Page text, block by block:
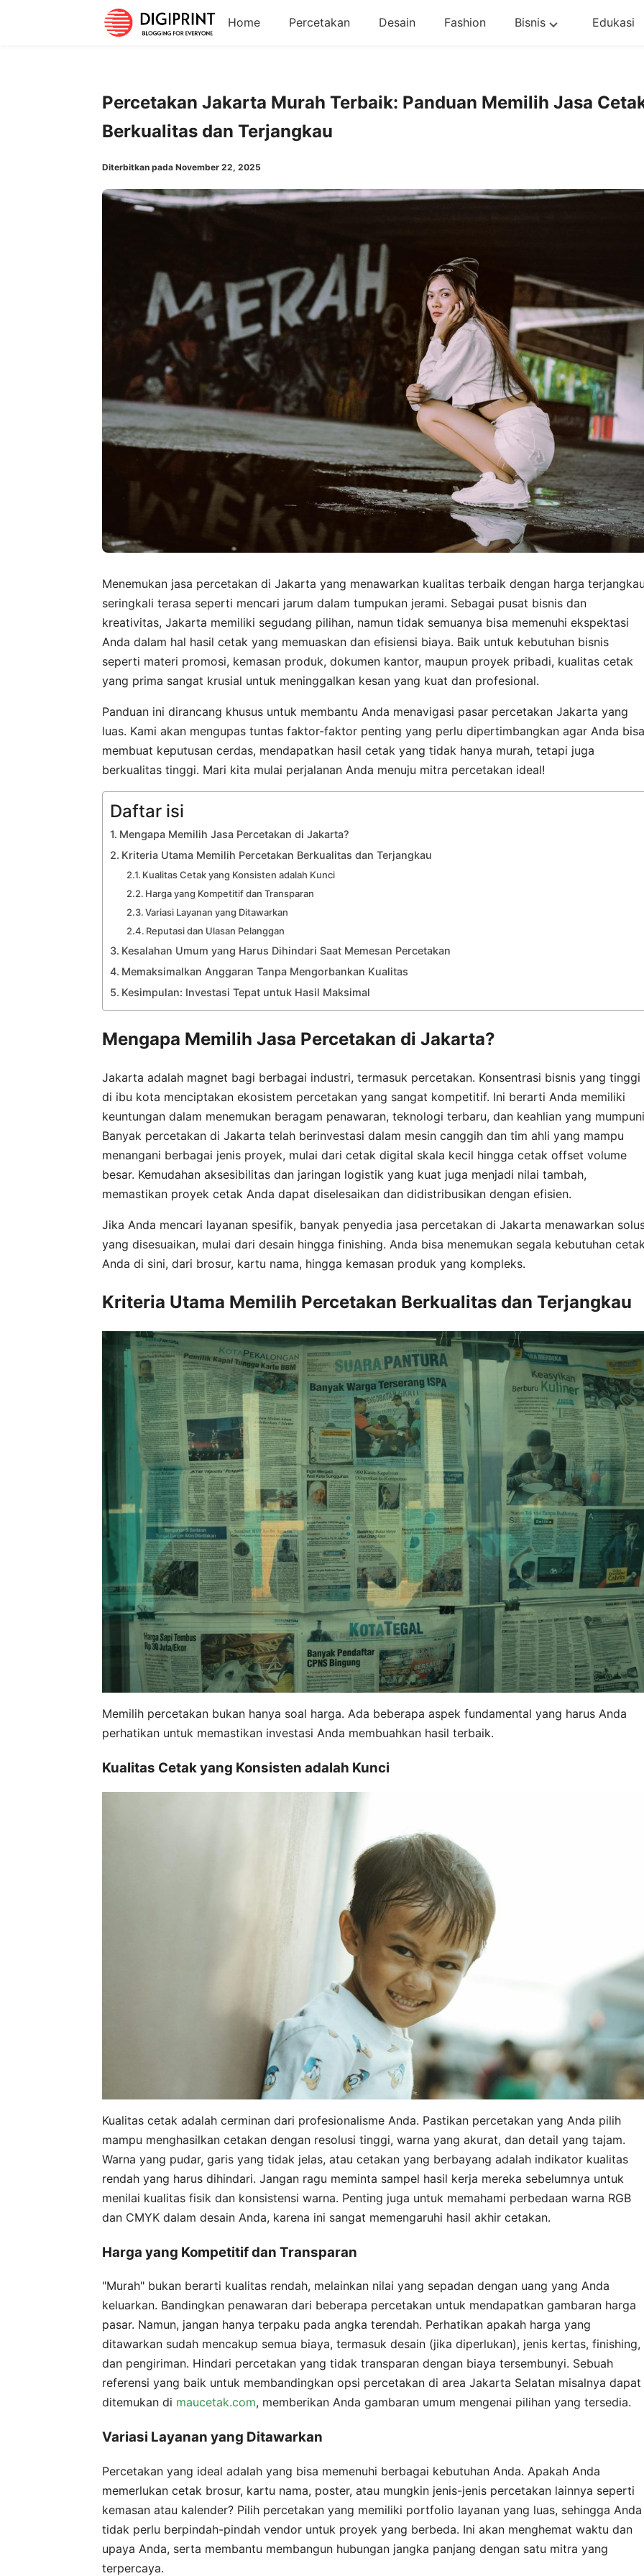
Home Percetakan Desain Fashion Bisnis Edukasi
Percetakan Jakarta Murah Terbaik: Panduan Memilih Jasa
Berkualitas dan Terjangkau
Diterbitkan pada November 22, 2025
Menemukan jasa percetakan di Jakarta yang menawarkan kualitas terbaik dengan harga terjangkau
seringkali terasa seperti mencari jarum dalam tumpukan jerami. Sebagai pusat bisnis dan
kreativitas, Jakarta memiliki segudang pilihan, namun tidak semuanya bisa memenuhi ekspektasi
Anda dalam hal hasil cetak yang memuaskan dan efisiensi biaya. Baik untuk kebutuhan bisnis
seperti materi promosi, kemasan produk, dokumen kantor, maupun proyek pribadi, kualitas cetak
yang prima sangat krusial untuk meninggalkan kesan yang kuat dan profesional.
Panduan ini dirancang khusus untuk membantu Anda menavigasi pasar percetakan Jakarta yang
luas. Kami akan mengupas tuntas faktor-faktor penting yang perlu dipertimbangkan agar Anda bisa
membuat keputusan cerdas, mendapatkan hasil cetak yang tidak hanya murah, tetapi juga
berkualitas tinggi. Mari kita mulai perjalanan Anda menuju mitra percetakan ideal!
Daftar isi
Mengapa Memilih Jasa Percetakan di Jakarta?
Kriteria Utama Memilih Percetakan Berkualitas dan Terjangkau
Kualitas Cetak yang Konsisten adalah Kunci
Harga yang Kompetitif dan Transparan
Variasi Layanan yang Ditawarkan
Reputasi dan Ulasan Pelanggan
Kesalahan Umum yang Harus Dihindari Saat Memesan Percetakan
Memaksimalkan Anggaran Tanpa Mengorbankan Kualitas
Kesimpulan: Investasi Tepat untuk Hasil Maksimal
Mengapa Memilih Jasa Percetakan di Jakarta?
Jakarta adalah magnet bagi berbagai industri, termasuk percetakan. Konsentrasi bisnis yang tinggi
di ibu kota menciptakan ekosistem percetakan yang sangat kompetitif. Ini berarti Anda memiliki
keuntungan dalam menemukan beragam penawaran, teknologi terbaru, dan keahlian yang
Banyak percetakan di Jakarta telah berinvestasi dalam mesin canggih dan tim ahli yang mampu
menangani berbagai jenis proyek, mulai dari cetak digital skala kecil hingga cetak offset volume
besar. Kemudahan aksesibilitas dan jaringan logistik yang kuat juga menjadi nilai tambah,
memastikan proyek cetak Anda dapat diselesaikan dan didistribusikan dengan efisien.
Jika Anda mencari layanan spesifik, banyak penyedia jasa percetakan di Jakarta menawarkan
yang disesuaikan, mulai dari desain hingga finishing. Anda bisa menemukan segala kebutuhan cetak
Anda di sini, dari brosur, kartu nama, hingga kemasan produk yang kompleks.
Kriteria Utama Memilih Percetakan Berkualitas dan Terjangkau
Memilih percetakan bukan hanya soal harga. Ada beberapa aspek fundamental yang harus Anda
perhatikan untuk memastikan investasi Anda membuahkan hasil terbaik.
Kualitas Cetak yang Konsisten adalah Kunci
Kualitas cetak adalah cerminan dari profesionalisme Anda. Pastikan percetakan yang Anda pilih
mampu menghasilkan cetakan dengan resolusi tinggi, warna yang akurat, dan detail yang tajam.
Warna yang pudar, garis yang tidak jelas, atau cetakan yang berbayang adalah indikator kualitas
rendah yang harus dihindari. Jangan ragu meminta sampel hasil kerja mereka sebelumnya untuk
menilai kualitas fisik dan konsistensi warna. Penting juga untuk memahami perbedaan warna RGB
dan CMYK dalam desain Anda, karena ini sangat memengaruhi hasil akhir cetakan.
Harga yang Kompetitif dan Transparan
"Murah" bukan berarti kualitas rendah, melainkan nilai yang sepadan dengan uang yang Anda
keluarkan. Bandingkan penawaran dari beberapa percetakan untuk mendapatkan gambaran harga
pasar. Namun, jangan hanya terpaku pada angka terendah. Perhatikan apakah harga yang
ditawarkan sudah mencakup semua biaya, termasuk desain (jika diperlukan), jenis kertas, finishing,
dan pengiriman. Hindari percetakan yang tidak transparan dengan biaya tersembunyi. Sebuah
referensi yang baik untuk membandingkan opsi percetakan di area Jakarta Selatan misalnya dapat
ditemukan di maucetak.com, memberikan Anda gambaran umum mengenai pilihan yang tersedia.
Variasi Layanan yang Ditawarkan
Percetakan yang ideal adalah yang bisa memenuhi berbagai kebutuhan Anda. Apakah Anda
memerlukan cetak brosur, kartu nama, poster, atau mungkin jenis-jenis percetakan lainnya seperti
kemasan atau kalender? Pilih percetakan yang memiliki portfolio layanan yang luas, sehingga Anda
tidak perlu berpindah-pindah vendor untuk proyek yang berbeda. Ini akan menghemat waktu dan
upaya Anda, serta membantu membangun hubungan jangka panjang dengan satu mitra yang
terpercaya.